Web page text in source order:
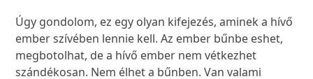
Úgy gondolom, ez egy olyan kifejezés, aminek a hívő
ember szívében lennie kell. Az ember bűnbe eshet,
megbotolhat, de a hívő ember nem vétkezhet
szándékosan. Nem élhet a bűnben. Van valami